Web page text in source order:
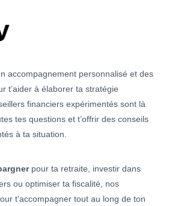
accompagnement personnalisé et des
t’aider à élaborer ta stratégie
financiers expérimentés sont là
tes questions et t’offrir des conseils
à ta situation.
pour ta retraite, investir dans
ou optimiser ta fiscalité, nos
t’accompagner tout au long de ton